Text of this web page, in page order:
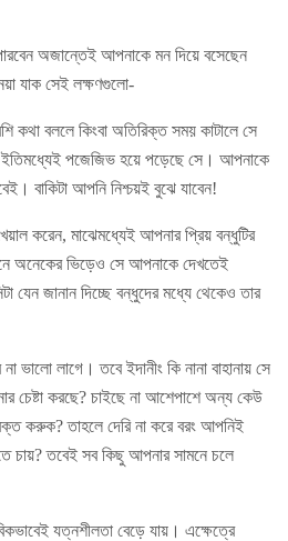
অজান্তেই আপনাকে মন দিয়ে বসেছেন
যাক সেই লক্ষণগুলো-
কথা বললে কিংবা অতিরিক্ত সময় কাটালে সে
ইতিমধ্যেই পজেজিভ হয়ে পড়েছে সে। আপনাকে
বাকিটা আপনি নিশ্চয়ই বুঝে যাবেন!
করেন, মাঝেমধ্যেই আপনার প্রিয় বন্ধুটির
অনেকের ভিড়েও সে আপনাকে দেখতেই
যেন জানান দিচ্ছে বন্ধুদের মধ্যে থেকেও তার
ভালো লাগে। তবে ইদানীং কি নানা বাহানায় সে
চেষ্টা করছে? চাইছে না আশেপাশে অন্য কেউ
করুক? তাহলে দেরি না করে বরং আপনিই
চায়? তবেই সব কিছু আপনার সামনে চলে
যত্নশীলতা বেড়ে যায়। এক্ষেত্রে